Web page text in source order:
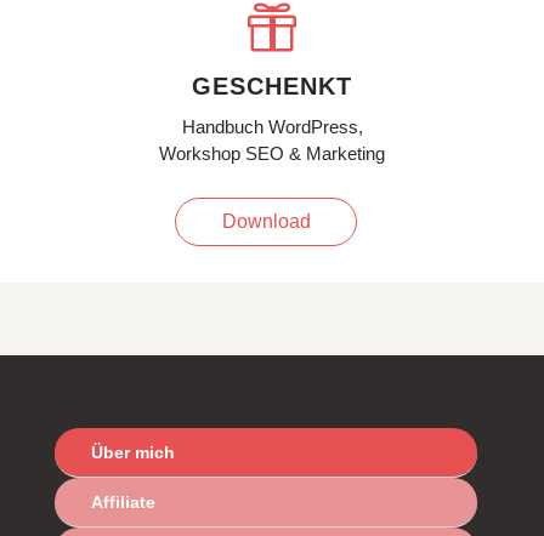

GESCHENKT
Handbuch WordPress,
Workshop SEO & Marketing
Download
Über mich
Affiliate